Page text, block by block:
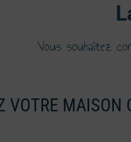
Vous souhaitez
VOTRE MAISON